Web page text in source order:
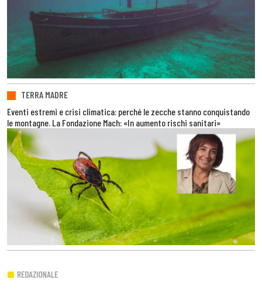
TERRA MADRE
Eventi estremi e crisi climatica: perché le zecche stanno conquistando
le montagne. La Fondazione Mach: «In aumento rischi sanitari»